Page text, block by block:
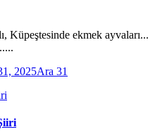
Küpeştesinde ekmek ayvaları...
2025Ara 31